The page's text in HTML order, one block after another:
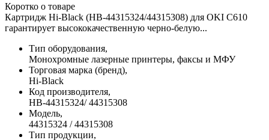
Коротко о товаре
Картридж Hi-Black (HB-44315324/44315308) для OKI C610
гарантирует высококачественную черно-белую...
Тип оборудования,
Монохромные лазерные принтеры, факсы и МФУ
Торговая марка (бренд),
Hi-Black
Код производителя,
HB-44315324/ 44315308
Модель,
44315324 / 44315308
Тип продукции,